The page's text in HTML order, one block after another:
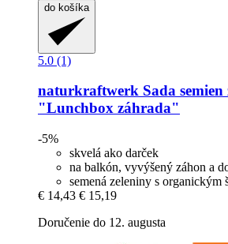
do košíka
5.0 (1)
naturkraftwerk Sada
"Lunchbox záhrada"
-5%
skvelá ako darček
na balkón, vyvýšený záhon a
semená zeleniny s organickým
€ 14,43 € 15,19
Doručenie do 12. augusta